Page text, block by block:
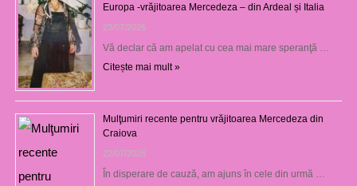
Europa -vrăjitoarea Mercedeza – din Ardeal și Italia
23/07/2026
Vă declar că am apelat cu cea mai mare speranţă …
Citește mai mult »
Mulţumiri recente pentru vrăjitoarea Mercedeza din
Craiova
22/07/2026
În disperare de cauză, am ajuns în cele din urmă …